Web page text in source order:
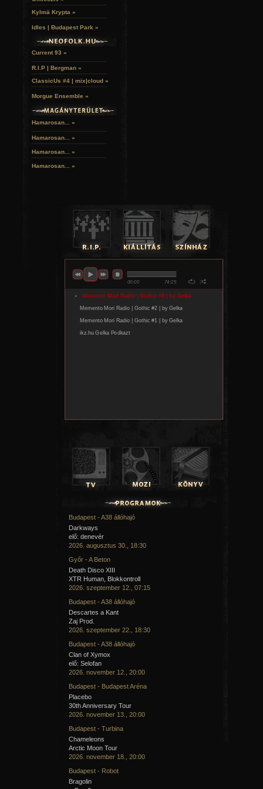
Kylmä Krypta »
Idles | Budapest Park »
Current 93 »
R.I.P | Bergman »
ClassicUs #4 | mix|cloud »
Morgue Ensemble »
Hamarosan... »
Hamarosan... »
Hamarosan... »
Hamarosan... »
Budapest - A38 állóhajó
Darkways
elő: denevér
2026. augusztus 30., 18:30
Győr - A Beton
Death Disco XIII
XTR Human, Blokkontroll
2026. szeptember 12., 07:15
Budapest - A38 állóhajó
Descartes a Kant
Zaj Prod.
2026. szeptember 22., 18:30
Budapest - A38 állóhajó
Clan of Xymox
elő: Selofan
2026. november 12., 20:00
Budapest - Budapest Aréna
Placebo
30th Anniversary Tour
2026. november 13., 20:00
Budapest - Turbina
Chameleons
Arctic Moon Tour
2026. november 18., 20:00
Budapest - Robot
Bragolin